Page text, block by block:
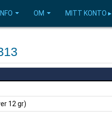
INFO OM MITT KONTO ▸
12 gr)